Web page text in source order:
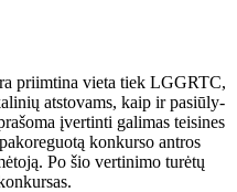
pri­im­ti­na vie­ta tiek LGGRTC,
at­sto­vams, kaip ir pa­siū­ly­
įver­tin­ti ga­li­mas tei­si­nes
kon­kur­so ant­ros
Po šio ver­ti­ni­mo tu­rė­tų